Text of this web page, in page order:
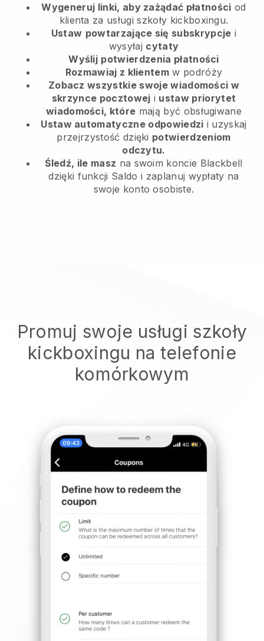
Wygeneruj linki, aby zażądać płatności od
klienta za usługi szkoły kickboxingu.
Ustaw powtarzające się subskrypcje i
wysyłaj cytaty
Wyślij potwierdzenia płatności
Rozmawiaj z klientem w podróży
Zobacz wszystkie swoje wiadomości w
skrzynce pocztowej i ustaw priorytet
wiadomości, które mają być obsługiwane
Ustaw automatyczne odpowiedzi i uzyskaj
przejrzystość dzięki potwierdzeniom
odczytu.
Śledź, ile masz na swoim koncie Blackbell
dzięki funkcji Saldo i zaplanuj wypłaty na
swoje konto osobiste.
Promuj swoje usługi szkoły
kickboxingu na telefonie
komórkowym